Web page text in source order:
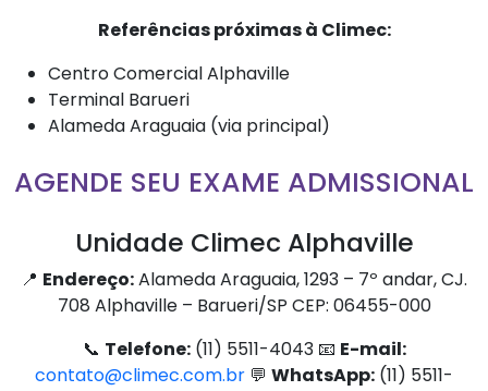
Referências próximas à Climec:
Centro Comercial Alphaville
Terminal Barueri
Alameda Araguaia (via principal)
AGENDE SEU EXAME ADMISSIONAL
Unidade Climec Alphaville
📍 Endereço:Alameda Araguaia, 1293 – 7º andar, CJ.
708 Alphaville – Barueri/SP CEP: 06455-000
📞 Telefone:(11) 5511-4043 📧 E-mail:
contato@climec.com.br 💬 WhatsApp: (11) 5511-